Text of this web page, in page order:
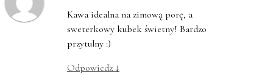
Kawa idealna na zimową porę, a
sweterkowy kubek świetny! Bardzo
przytulny :)
Odpowiedz ↓